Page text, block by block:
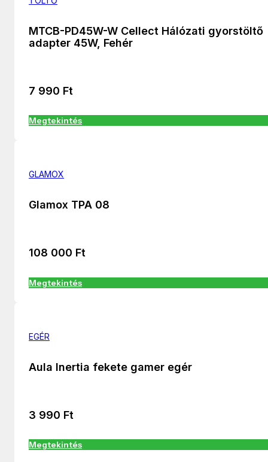
MTCB-PD45W-W Cellect Hálózati gyorstöltő
adapter 45W, Fehér
7 990 Ft
Megtekintés
GLAMOX
Glamox TPA 08
108 000 Ft
Megtekintés
EGÉR
Aula Inertia fekete gamer egér
3 990 Ft
Megtekintés